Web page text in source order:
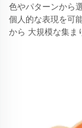
色やパターンから
個人的な表現を可
から 大規模な集ま